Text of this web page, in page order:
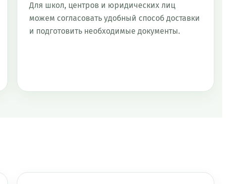
Для школ, центров и юридических лиц
можем согласовать удобный способ доставки
и подготовить необходимые документы.